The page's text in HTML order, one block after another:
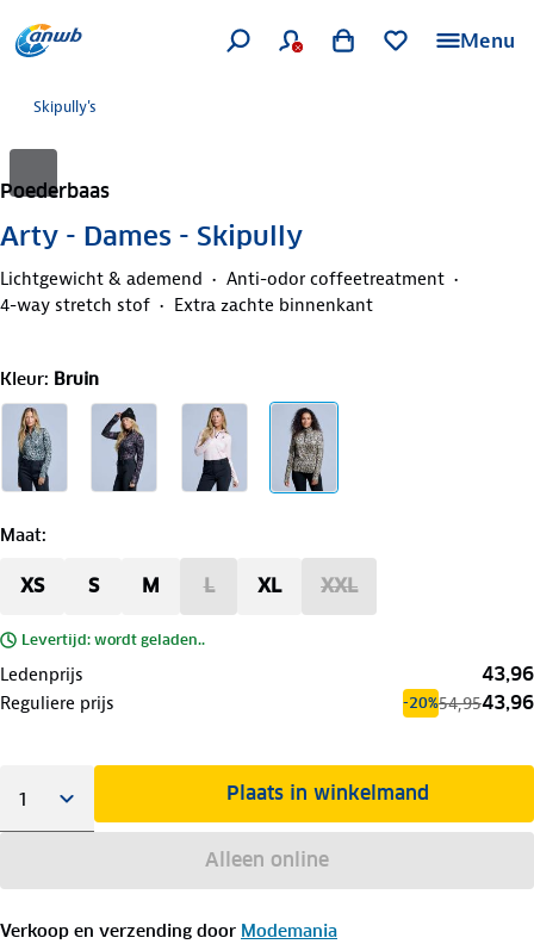
Menu
Skipully's
Poederbaas
Arty - Dames - Skipully
Lichtgewicht & ademend
Anti-odor coffeetreatment
4-way stretch stof
Extra zachte binnenkant
Kleur: Bruin
Maat:
XS S M L XL XXL
Levertijd: wordt geladen..
Ledenprijs 43,96
Reguliere prijs -20%54,9543,96
Plaats in winkelmand
Alleen online
Verkoop en verzending door Modemania